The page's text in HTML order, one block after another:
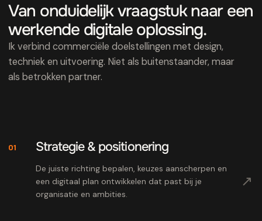
Van onduidelijk vraagstuk naar een
werkende digitale oplossing.
Ik verbind commerciële doelstellingen met design,
techniek en uitvoering. Niet als buitenstaander, maar
als betrokken partner.
01 Strategie & positionering
De juiste richting bepalen, keuzes aanscherpen en
een digitaal plan ontwikkelen dat past bij je
organisatie en ambities.
↗